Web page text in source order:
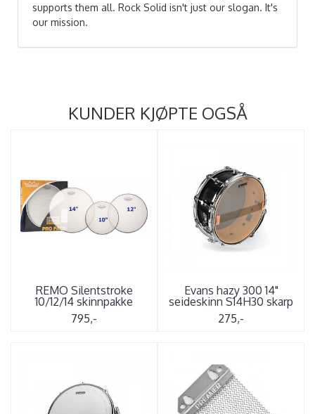
supports them all. Rock Solid isn't just our slogan. It's
our mission.
KUNDER KJØPTE OGSÅ
REMO Silentstroke
10/12/14 skinnpakke
795,-
Evans hazy 300 14"
seideskinn S14H30 skarp
275,-